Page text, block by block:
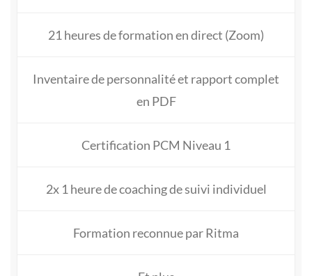
21 heures de formation en direct (Zoom)
Inventaire de personnalité et rapport complet
en PDF
Certification PCM Niveau 1
2x 1 heure de coaching de suivi individuel
Formation reconnue par Ritma